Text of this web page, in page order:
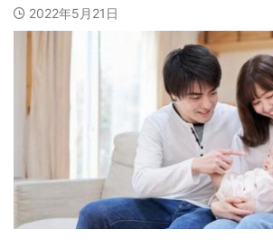
2022年5月21日